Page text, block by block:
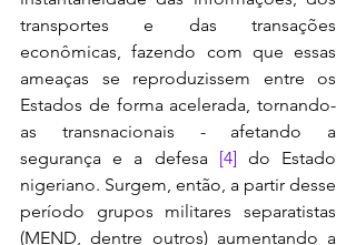
transportes e das transações
econômicas, fazendo com que essas
ameaças se reproduzissem entre os
Estados de forma acelerada, tornando-
as transnacionais - afetando a
segurança e a defesa [4] do Estado
nigeriano. Surgem, então, a partir desse
período grupos militares separatistas
(MEND, dentre outros) aumentando a